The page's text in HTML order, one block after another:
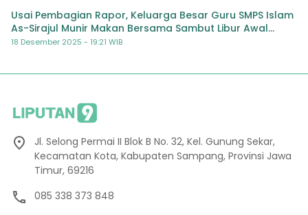
Usai Pembagian Rapor, Keluarga Besar Guru SMPS Islam
As-Sirajul Munir Makan Bersama Sambut Libur Awal
Semester
18 Desember 2025 - 19:21 WIB
Jl. Selong Permai II Blok B No. 32, Kel. Gunung Sekar,
Kecamatan Kota, Kabupaten Sampang, Provinsi Jawa
Timur, 69216
085 338 373 848